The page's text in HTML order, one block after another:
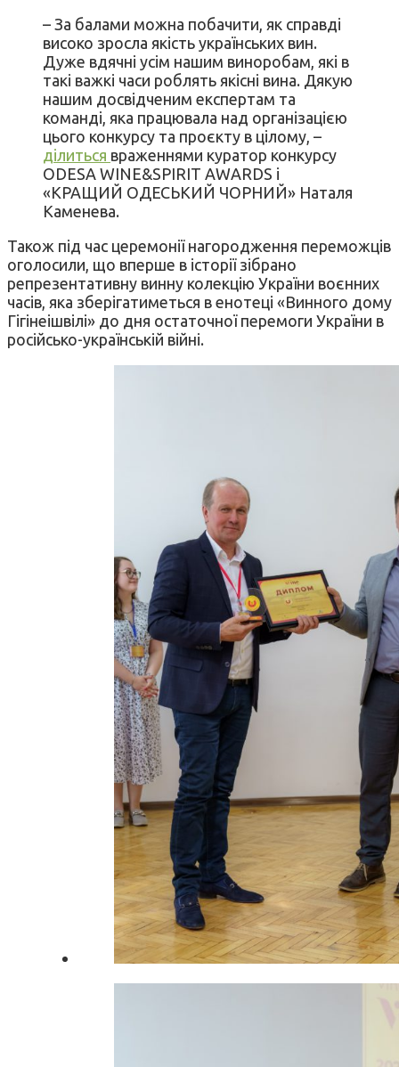
– За балами можна побачити, як справді
високо зросла якість українських вин.
Дуже вдячні усім нашим виноробам, які в
такі важкі часи роблять якісні вина. Дякую
нашим досвідченим експертам та
команді, яка працювала над організацією
цього конкурсу та проєкту в цілому, –
ділиться враженнями куратор конкурсу
ODESA WINE&SPIRIT AWARDS і
«КРАЩИЙ ОДЕСЬКИЙ ЧОРНИЙ» Наталя
Каменева.
Також під час церемонії нагородження переможців
оголосили, що вперше в історії зібрано
репрезентативну винну колекцію України воєнних
часів, яка зберігатиметься в енотеці «Винного дому
Гігінеішвілі» до дня остаточної перемоги України в
російсько-українській війні.